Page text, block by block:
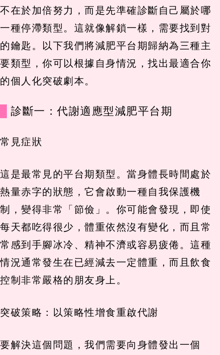
不在於加倍努力，而是先準確診斷自己屬於哪
一種停滯類型。這就像解鎖一樣，需要找到對
的鑰匙。以下我們將減肥平台期歸納為三種主
要類型，你可以根據自身情況，找出最適合你
的個人化突破劇本。
診斷一：代謝適應型減肥平台期
常見症狀
這是最常見的平台期類型。當身體長時間處於
熱量赤字的狀態，它會啟動一種自我保護機
制，變得非常「節儉」。你可能會發現，即使
每天都吃得很少，體重依然沒有變化，而且常
常感到手腳冰冷、精神不濟或容易疲倦。這種
情況通常發生在已經減去一定體重，而且飲食
控制非常嚴格的朋友身上。
突破策略：以策略性增食重啟代謝
要解決這個問題，我們需要向身體發出一個